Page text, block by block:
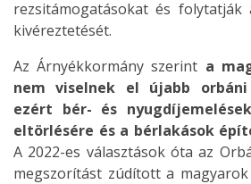
rezsitámogatásokat és folytatják
kivéreztetését.
Az Árnyékkormány szerint a
nem viselnek el újabb orbáni
ezért bér- és
eltörlésére és a bérlakások
A 2022-es választások óta az
megszorítást zúdított a